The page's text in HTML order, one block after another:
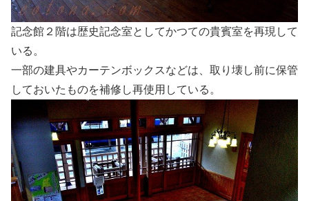
記念館２階は歴史記念室としてかつての貴賓室を再現して
いる。
一部の建具やカーテンボックスなどは、取り壊し前に保管
しておいたものを補修し再使用している。